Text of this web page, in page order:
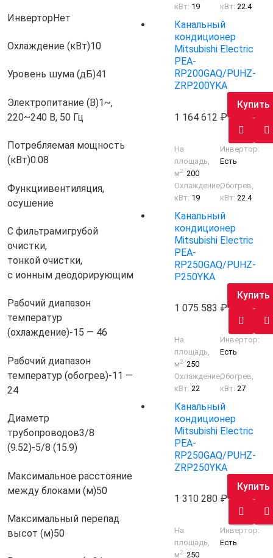
ИнверторНет
Охлаждение (кВт)10
Уровень шума (дБ)41
Электропитание (В)1~,
220~240 В, 50 Гц
Потребляемая мощность
(кВт)0.08
Функциивентиляция,
осушение
С фильтрамигрубой
очистки,
тонкой очистки,
с ионным деодорирующим
Рабочий диапазон
температур
(охлаждение)-15 — 46
Рабочий диапазон
температур (обогрев)-11 —
24
Диаметр
трубопроводов3/8
(9.52)-5/8 (15.9)
Максимальное расстояние
между блоками (м)50
Максимальный перепад
высот (м)50
кВт: 19
кВт:22.4
Канальный
кондиционер
Mitsubishi Electric
PEA-
RP200GAQ/PUHZ-
ZRP200YKA
1 164 612
Купить
На
площадь,
м2: 200
Инвертор:
Есть
Охлаждение,
кВт: 19
Обогрев,
кВт: 22.4
Канальный
кондиционер
Mitsubishi Electric
PEA-
RP250GAQ/PUHZ-
P250YKA
1 075 583
Купить
На
площадь,
м2: 250
Инвертор:
Есть
Охлаждение,
кВт: 22
Обогрев,
кВт: 27
Канальный
кондиционер
Mitsubishi Electric
PEA-
RP250GAQ/PUHZ-
ZRP250YKA
1 310 280
Купить
На
площадь,
м2:250
Инвертор:
Есть